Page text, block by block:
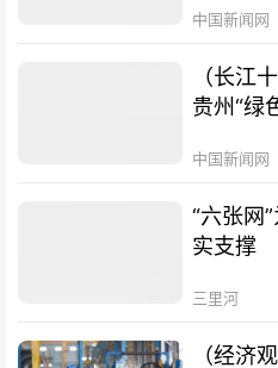
中国新闻网
（长江
贵州“绿
中国新闻网
“六张网
实支撑
三里河
（经济